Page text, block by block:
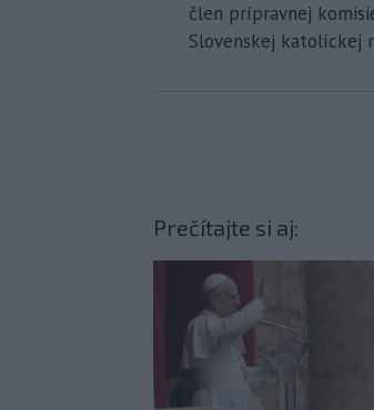
člen prípravnej
Slovenskej katolíckej
Prečítajte si aj: